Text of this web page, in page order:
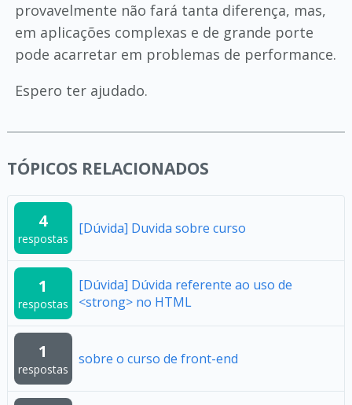
provavelmente não fará tanta diferença, mas,
em aplicações complexas e de grande porte
pode acarretar em problemas de performance.
Espero ter ajudado.
TÓPICOS RELACIONADOS
4
respostas
[Dúvida] Duvida sobre curso
1
respostas
[Dúvida] Dúvida referente ao uso de
<strong> no HTML
1
respostas
sobre o curso de front-end